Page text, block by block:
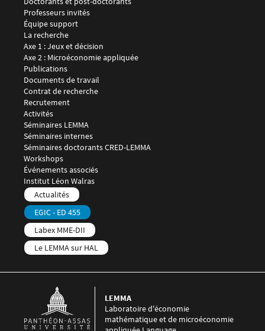
Professeurs invités
Équipe support
Menu footer LEMMA 2
La recherche
Axe 1 : Jeux et décision
Axe 2 : Microéconomie appliquée
Publications
Documents de travail
Contrat de recherche
Recrutement
Menu footer LEMMA 3
Activités
Séminaires LEMMA
Séminaires internes
Séminaires doctorants CRED-LEMMA
Workshops
Événements associés
Menu footer LEMMA 4
Institut Léon Walras
Menu footer LEMMA 5
Actualités
EGIC - ED 455
Labex MME-DII
Le LEMMA sur HAL
Laboratoire d'économie
mathématique et de microéconomie
LEMMA